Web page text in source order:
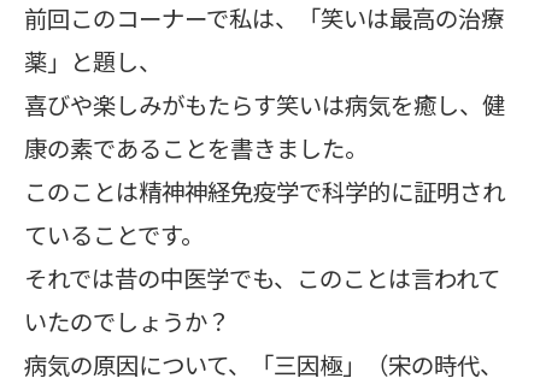
前回このコーナーで私は、「笑いは最高の治療
薬」と題し、
喜びや楽しみがもたらす笑いは病気を癒し、健
康の素であることを書きました。
このことは精神神経免疫学で科学的に証明され
ていることです。
それでは昔の中医学でも、このことは言われて
いたのでしょうか？
病気の原因について、「三因極」（宋の時代、